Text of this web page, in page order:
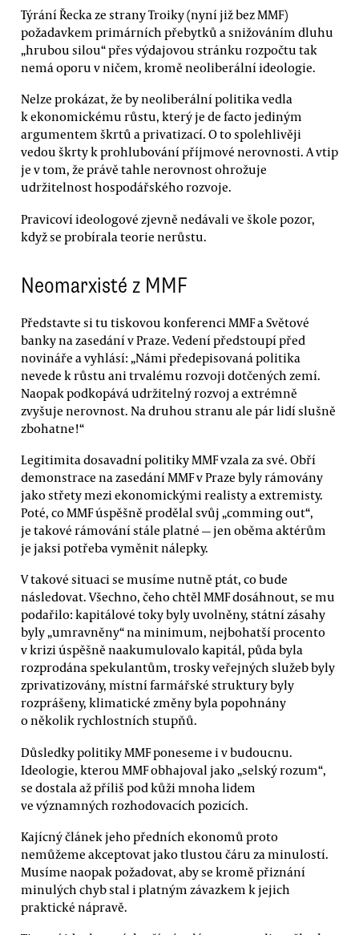
Týrání Řecka ze strany Troiky (nyní již bez MMF)
požadavkem primárních přebytků a snižováním dluhu
„hrubou silou“ přes výdajovou stránku rozpočtu tak
nemá oporu v ničem, kromě neoliberální ideologie.
Nelze prokázat, že by neoliberální politika vedla
k ekonomickému růstu, který je de facto jediným
argumentem škrtů a privatizací. O to spolehlivěji
vedou škrty k prohlubování příjmové nerovnosti. A vtip
je v tom, že právě tahle nerovnost ohrožuje
udržitelnost hospodářského rozvoje.
Pravicoví ideologové zjevně nedávali ve škole pozor,
když se probírala teorie nerůstu.
Neomarxisté z MMF
Představte si tu tiskovou konferenci MMF a Světové
banky na zasedání v Praze. Vedení předstoupí před
novináře a vyhlásí: „Námi předepisovaná politika
nevede k růstu ani trvalému rozvoji dotčených zemí.
Naopak podkopává udržitelný rozvoj a extrémně
zvyšuje nerovnost. Na druhou stranu ale pár lidí slušně
zbohatne!“
Legitimita dosavadní politiky MMF vzala za své. Obří
demonstrace na zasedání MMF v Praze byly rámovány
jako střety mezi ekonomickými realisty a extremisty.
Poté, co MMF úspěšně prodělal svůj „comming out“,
je takové rámování stále platné — jen oběma aktérům
je jaksi potřeba vyměnit nálepky.
V takové situaci se musíme nutně ptát, co bude
následovat. Všechno, čeho chtěl MMF dosáhnout, se mu
podařilo: kapitálové toky byly uvolněny, státní zásahy
byly „umravněny“ na minimum, nejbohatší procento
v krizi úspěšně naakumulovalo kapitál, půda byla
rozprodána spekulantům, trosky veřejných služeb byly
zprivatizovány, místní farmářské struktury byly
rozprášeny, klimatické změny byla popohnány
o několik rychlostních stupňů.
Důsledky politiky MMF poneseme i v budoucnu.
Ideologie, kterou MMF obhajoval jako „selský rozum“,
se dostala až příliš pod kůži mnoha lidem
ve významných rozhodovacích pozicích.
Kajícný článek jeho předních ekonomů proto
nemůžeme akceptovat jako tlustou čáru za minulostí.
Musíme naopak požadovat, aby se kromě přiznání
minulých chyb stal i platným závazkem k jejich
praktické nápravě.